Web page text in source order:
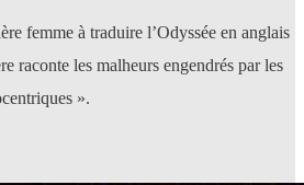
femme à traduire l’Odyssée en anglais
raconte les malheurs engendrés par les
».